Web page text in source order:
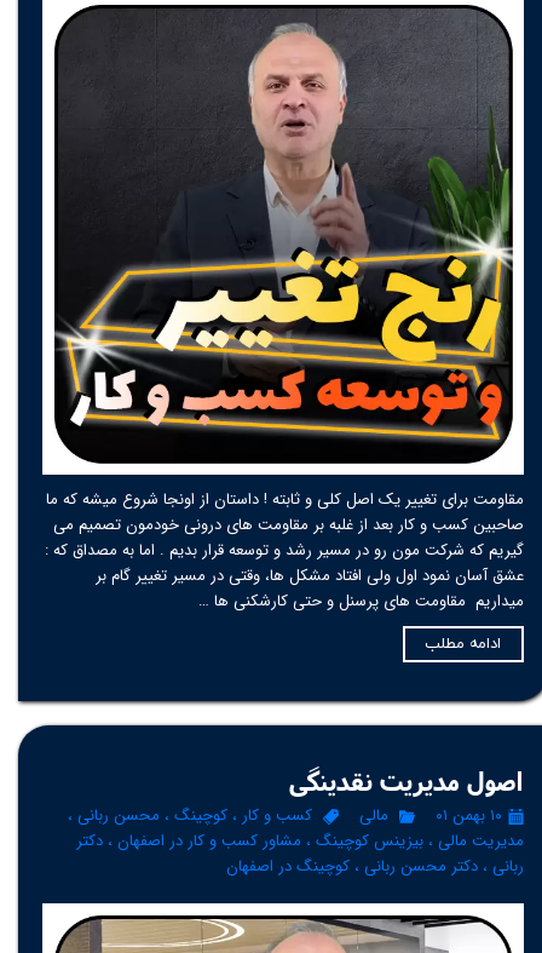
مقاومت برای تغییر یک اصل کلی و ثابته ! داستان از اونجا شروع میشه که ما
صاحبین کسب و کار بعد از غلبه بر مقاومت های درونی خودمون تصمیم می
گیریم که شرکت مون رو در مسیر رشد و توسعه قرار بدیم . اما به مصداق که :
عشق آسان نمود اول ولی افتاد مشکل ها، وقتی در مسیر تغییر گام بر
میداریم مقاومت های پرسنل و حتی کارشکنی ها …
ادامه مطلب
اصول مدیریت نقدینگی
۱۰ بهمن ۰۱ مالی کسب و کار ، کوچینگ ، محسن ربانی ،
مدیریت مالی ، بیزینس کوچینگ ، مشاور کسب و کار در اصفهان ، دکتر
ربانی ، دکتر محسن ربانی ، کوچینگ در اصفهان